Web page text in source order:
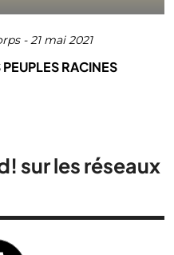
-21 mai 2021
RACINES
sur les réseaux